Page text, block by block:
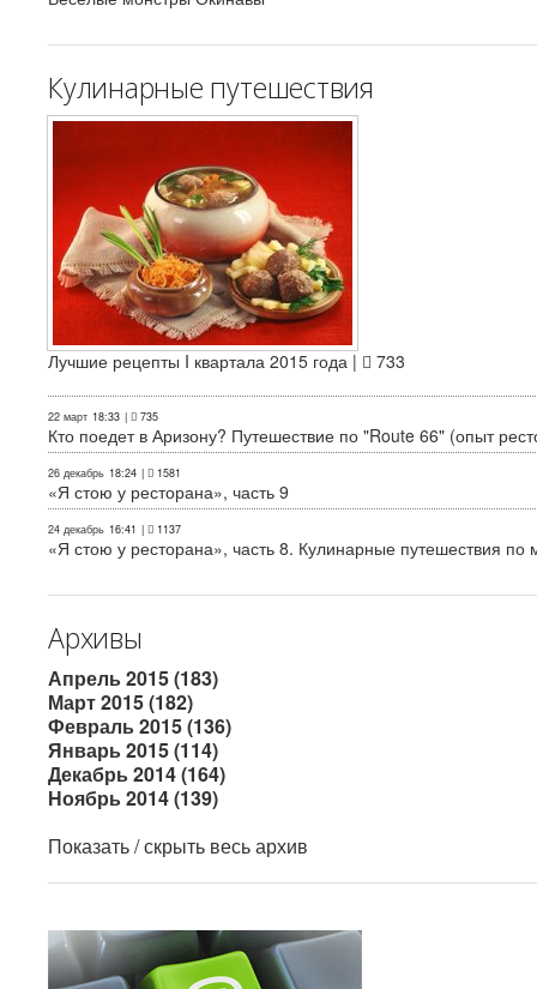
Кулинарные путешествия
Лучшие рецепты I квартала 2015 года | 733
22 март 18:33 | 735
Кто поедет в Аризону? Путешествие по "Route 66" (опыт
26 декабрь 18:24 | 1581
«Я стою у ресторана», часть 9
24 декабрь 16:41 | 1137
«Я стою у ресторана», часть 8. Кулинарные путешествия по
Архивы
Апрель 2015 (183)
Март 2015 (182)
Февраль 2015 (136)
Январь 2015 (114)
Декабрь 2014 (164)
Ноябрь 2014 (139)
Показать / скрыть весь архив